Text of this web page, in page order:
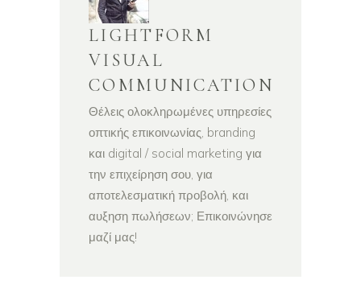
LIGHTFORM
VISUAL
COMMUNICATION
Θέλεις ολοκληρωμένες υπηρεσίες
οπτικής επικοινωνίας, branding
και digital / social marketing για
την επιχείρηση σου, για
αποτελεσματική προβολή, και
αυξηση πωλήσεων; Επικοινώνησε
μαζί μας!